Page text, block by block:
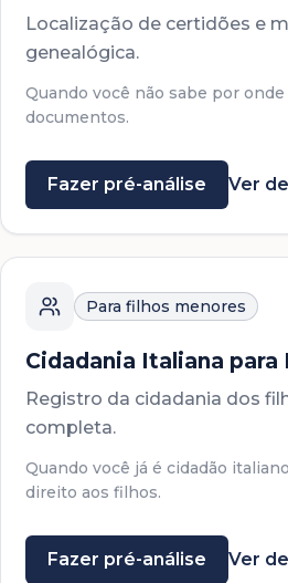
Localização de certidões e
genealógica.
Quando você não sabe por
documentos.
Fazer pré-análise Ver
Para filhos menores
Cidadania Italiana para
Registro da cidadania dos
completa.
Quando você já é cidadão
direito aos filhos.
Fazer pré-análise Ver